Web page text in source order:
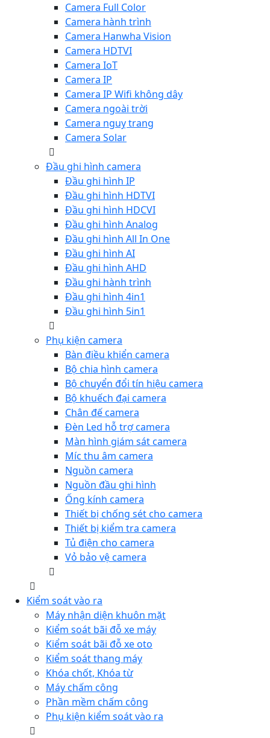
Camera Full Color
Camera hành trình
Camera Hanwha Vision
Camera HDTVI
Camera IoT
Camera IP
Camera IP Wifi không dây
Camera ngoài trời
Camera nguỵ trang
Camera Solar
Đầu ghi hình camera
Đầu ghi hình IP
Đầu ghi hình HDTVI
Đầu ghi hình HDCVI
Đầu ghi hình Analog
Đầu ghi hình All In One
Đầu ghi hình AI
Đầu ghi hình AHD
Đầu ghi hành trình
Đầu ghi hình 4in1
Đầu ghi hình 5in1
Phụ kiện camera
Bàn điều khiển camera
Bộ chia hình camera
Bộ chuyển đổi tín hiệu camera
Bộ khuếch đại camera
Chân đế camera
Đèn Led hỗ trợ camera
Màn hình giám sát camera
Míc thu âm camera
Nguồn camera
Nguồn đầu ghi hình
Ống kính camera
Thiết bị chống sét cho camera
Thiết bị kiểm tra camera
Tủ điện cho camera
Vỏ bảo vệ camera
Kiểm soát vào ra
Máy nhận diện khuôn mặt
Kiểm soát bãi đỗ xe máy
Kiểm soát bãi đỗ xe oto
Kiểm soát thang máy
Khóa chốt, Khóa từ
Máy chấm công
Phần mềm chấm công
Phụ kiện kiểm soát vào ra